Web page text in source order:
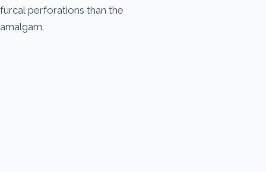
furcal perforations than the
amalgam.